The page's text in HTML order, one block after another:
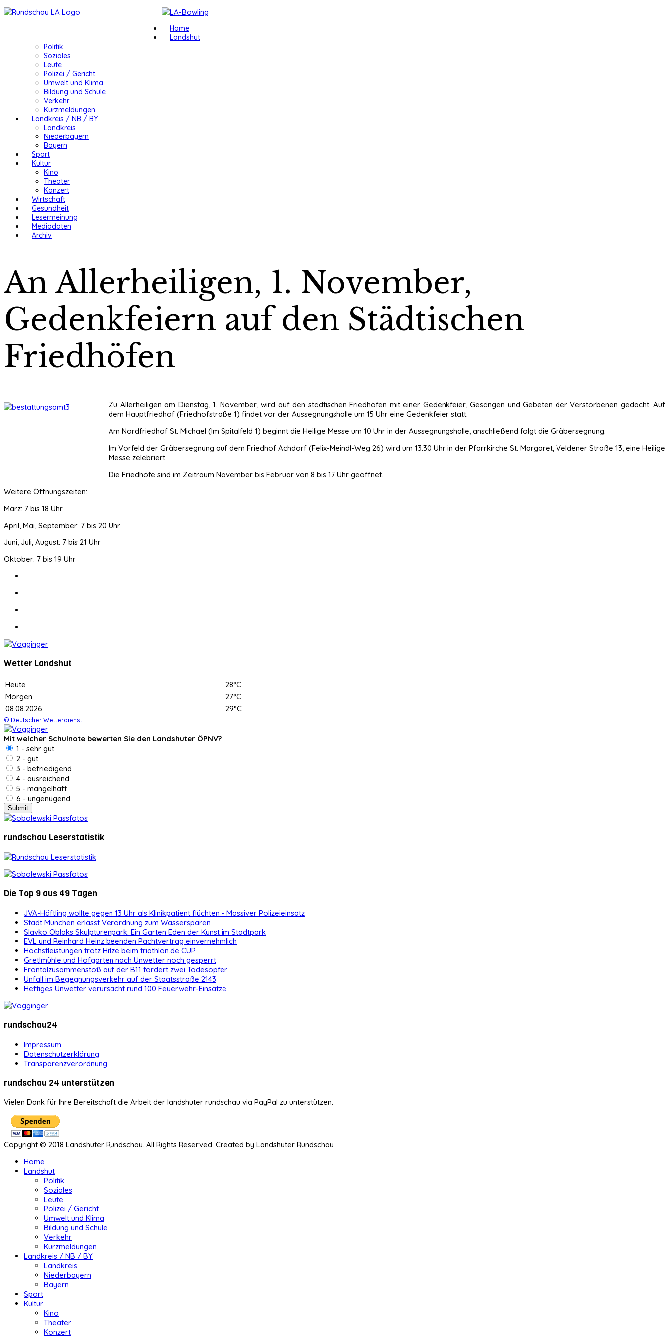
Home
Landshut
Politik
Soziales
Leute
Polizei / Gericht
Umwelt und Klima
Bildung und Schule
Verkehr
Kurzmeldungen
Landkreis / NB / BY
Landkreis
Niederbayern
Bayern
Sport
Kultur
Kino
Theater
Konzert
Wirtschaft
Gesundheit
Lesermeinung
Mediadaten
Archiv
An Allerheiligen, 1. November,
Gedenkfeiern auf den Städtischen
Friedhöfen
Zu Allerheiligen am Dienstag, 1. November, wird auf den städtischen Friedhöfen mit einer Gedenkfeier, Gesängen und Gebeten der Verstorbenen gedacht. Auf
dem Hauptfriedhof (Friedhofstraße 1) findet vor der Aussegnungshalle um 15 Uhr eine Gedenkfeier statt.
Am Nordfriedhof St. Michael (Im Spitalfeld 1) beginnt die Heilige Messe um 10 Uhr in der Aussegnungshalle, anschließend folgt die Gräbersegnung.
Im Vorfeld der Gräbersegnung auf dem Friedhof Achdorf (Felix-Meindl-Weg 26) wird um 13.30 Uhr in der Pfarrkirche St. Margaret, Veldener Straße 13, eine Heilige
Messe zelebriert.
Die Friedhöfe sind im Zeitraum November bis Februar von 8 bis 17 Uhr geöffnet.
Weitere Öffnungszeiten:
März: 7 bis 18 Uhr
April, Mai, September: 7 bis 20 Uhr
Juni, Juli, August: 7 bis 21 Uhr
Oktober: 7 bis 19 Uhr
Wetter Landshut
Heute
28°C
Morgen
27°C
08.08.2026
29°C
© Deutscher Wetterdienst
Mit welcher Schulnote bewerten Sie den Landshuter ÖPNV?
1 - sehr gut
2 - gut
3 - befriedigend
4 - ausreichend
5 - mangelhaft
6 - ungenügend
rundschau Leserstatistik
Die Top 9 aus 49 Tagen
JVA-Häftling wollte gegen 13 Uhr als Klinikpatient flüchten - Massiver Polizeieinsatz
Stadt München erlässt Verordnung zum Wassersparen
Slavko Oblaks Skulpturenpark: Ein Garten Eden der Kunst im Stadtpark
EVL und Reinhard Heinz beenden Pachtvertrag einvernehmlich
Höchstleistungen trotz Hitze beim triathlon.de CUP
Gretlmühle und Hofgarten nach Unwetter noch gesperrt
Frontalzusammenstoß auf der B11 fordert zwei Todesopfer
Unfall im Begegnungsverkehr auf der Staatsstraße 2143
Heftiges Unwetter verursacht rund 100 Feuerwehr-Einsätze
rundschau24
Impressum
Datenschutzerklärung
Transparenzverordnung
rundschau 24 unterstützen
Vielen Dank für Ihre Bereitschaft die Arbeit der landshuter rundschau via PayPal zu unterstützen.
Copyright © 2018 Landshuter Rundschau. All Rights Reserved. Created by Landshuter Rundschau
Home
Landshut
Politik
Soziales
Leute
Polizei / Gericht
Umwelt und Klima
Bildung und Schule
Verkehr
Kurzmeldungen
Landkreis / NB / BY
Landkreis
Niederbayern
Bayern
Sport
Kultur
Kino
Theater
Konzert